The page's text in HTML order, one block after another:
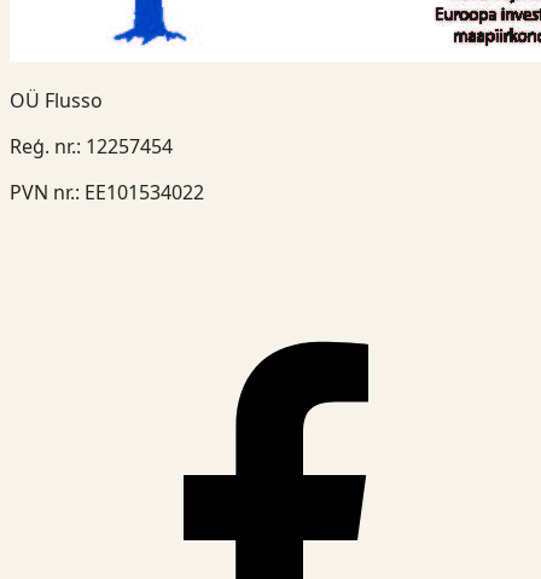
OÜ Flusso
Reģ. nr.: 12257454
PVN nr.: EE101534022